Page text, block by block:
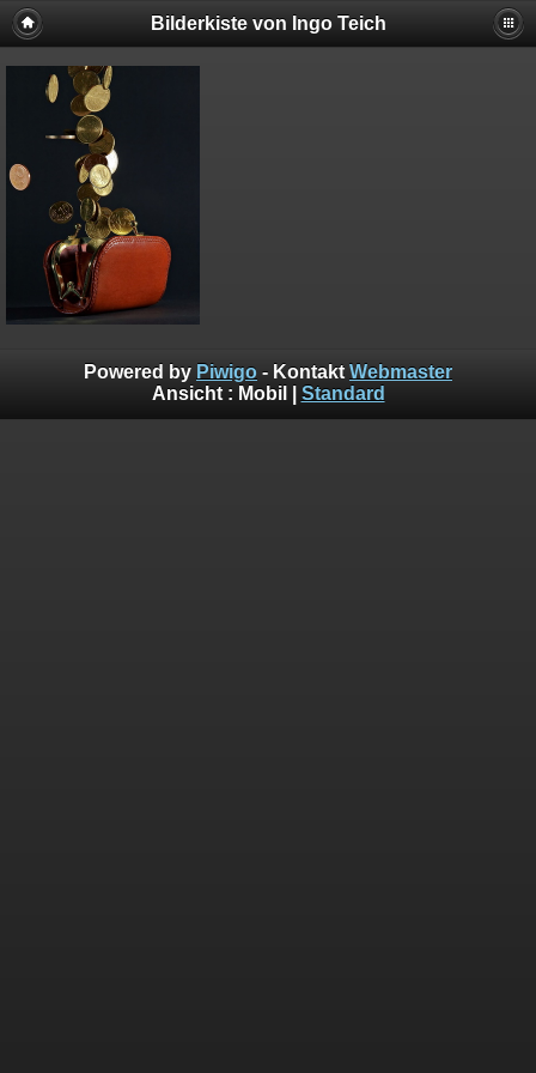
Bilderkiste von Ingo Teich
Powered by Piwigo - Kontakt Webmaster
Ansicht : Mobil Standard